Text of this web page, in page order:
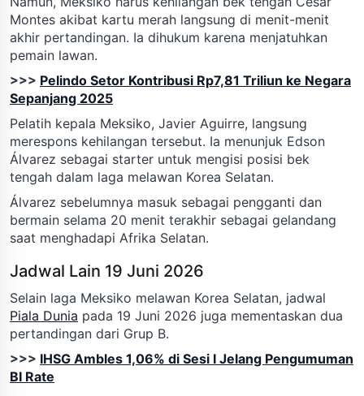
Montes akibat kartu merah langsung di menit-menit
akhir pertandingan. Ia dihukum karena menjatuhkan
pemain lawan.
>>> Pelindo Setor Kontribusi Rp7,81 Triliun ke Negara
Sepanjang 2025
Pelatih kepala Meksiko, Javier Aguirre, langsung
merespons kehilangan tersebut. Ia menunjuk Edson
Álvarez sebagai starter untuk mengisi posisi bek
tengah dalam laga melawan Korea Selatan.
Álvarez sebelumnya masuk sebagai pengganti dan
bermain selama 20 menit terakhir sebagai gelandang
saat menghadapi Afrika Selatan.
Jadwal Lain 19 Juni 2026
Selain laga Meksiko melawan Korea Selatan, jadwal
Piala Dunia pada 19 Juni 2026 juga mementaskan dua
pertandingan dari Grup B.
>>> IHSG Ambles 1,06% di Sesi I Jelang Pengumuman
BI Rate